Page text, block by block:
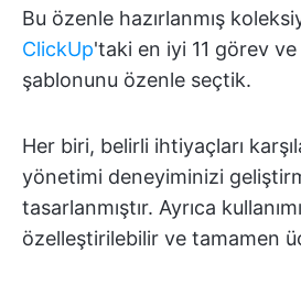
Bu özenle hazırlanmış
ClickUp'taki en iyi 11 görev
şablonunu özenle seçtik.
Her biri, belirli ihtiyaçları
yönetimi deneyiminizi
tasarlanmıştır. Ayrıca
özelleştirilebilir ve tamamen